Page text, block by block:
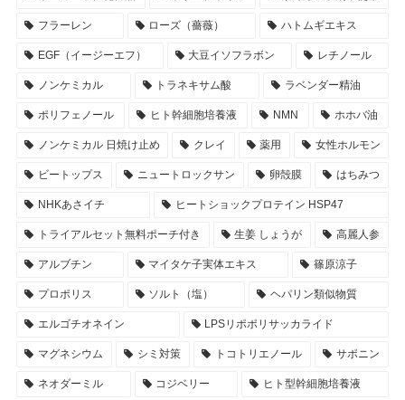
フラーレン ローズ（薔薇） ハトムギエキス
EGF（イージーエフ） 大豆イソフラボン レチノール
ノンケミカル トラネキサム酸 ラベンダー精油
ポリフェノール ヒト幹細胞培養液 NMN ホホバ油
ノンケミカル 日焼け止め クレイ 薬用 女性ホルモン
ビートップス ニュートロックサン 卵殻膜 はちみつ
NHKあさイチ ヒートショックプロテイン HSP47
トライアルセット無料ポーチ付き 生姜 しょうが 高麗人参
アルブチン マイタケ子実体エキス 篠原涼子
プロポリス ソルト（塩） ヘパリン類似物質
エルゴチオネイン LPSリポポリサッカライド
マグネシウム シミ対策 トコトリエノール サポニン
ネオダーミル コジベリー ヒト型幹細胞培養液